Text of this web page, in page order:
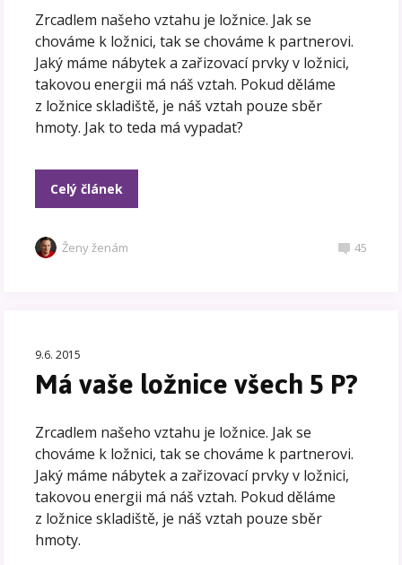
Zrcadlem našeho vztahu je ložnice. Jak se
chováme k ložnici, tak se chováme k partnerovi.
Jaký máme nábytek a zařizovací prvky v ložnici,
takovou energii má náš vztah. Pokud děláme
z ložnice skladiště, je náš vztah pouze sběr
hmoty. Jak to teda má vypadat?
Celý článek
Ženy ženám 45
9.6. 2015
Má vaše ložnice všech 5 P?
Zrcadlem našeho vztahu je ložnice. Jak se
chováme k ložnici, tak se chováme k partnerovi.
Jaký máme nábytek a zařizovací prvky v ložnici,
takovou energii má náš vztah. Pokud děláme
z ložnice skladiště, je náš vztah pouze sběr
hmoty.